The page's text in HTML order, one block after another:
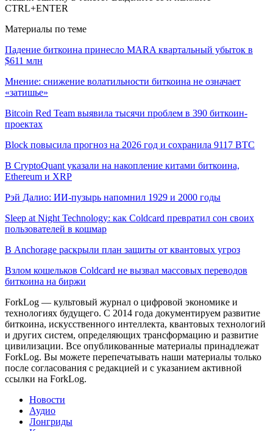
CTRL+ENTER
Материалы по теме
Падение биткоина принесло MARA квартальный убыток в
$611 млн
Мнение: снижение волатильности биткоина не означает
«затишье»
Bitcoin Red Team выявила тысячи проблем в 390 биткоин-
проектах
Block повысила прогноз на 2026 год и сохранила 9117 BTC
В CryptoQuant указали на накопление китами биткоина,
Ethereum и XRP
Рэй Далио: ИИ-пузырь напомнил 1929 и 2000 годы
Sleep at Night Technology: как Coldcard превратил сон своих
пользователей в кошмар
В Anchorage раскрыли план защиты от квантовых угроз
Взлом кошельков Coldcard не вызвал массовых переводов
биткоина на биржи
ForkLog — культовый журнал о цифровой экономике и
технологиях будущего. С 2014 года документируем развитие
биткоина, искусственного интеллекта, квантовых технологий
и других систем, определяющих трансформацию и развитие
цивилизации. Все опубликованные материалы принадлежат
ForkLog. Вы можете перепечатывать наши материалы только
после согласования с редакцией и с указанием активной
ссылки на ForkLog.
Новости
Аудио
Лонгриды